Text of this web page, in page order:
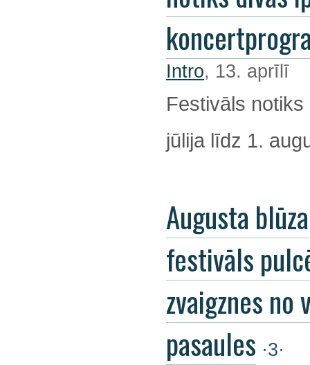
Intro, 13. aprīlī
Festivāls notiks
jūlija līdz 1.
Augusta blūza
festivāls
zvaigznes no
pasaules ·3·